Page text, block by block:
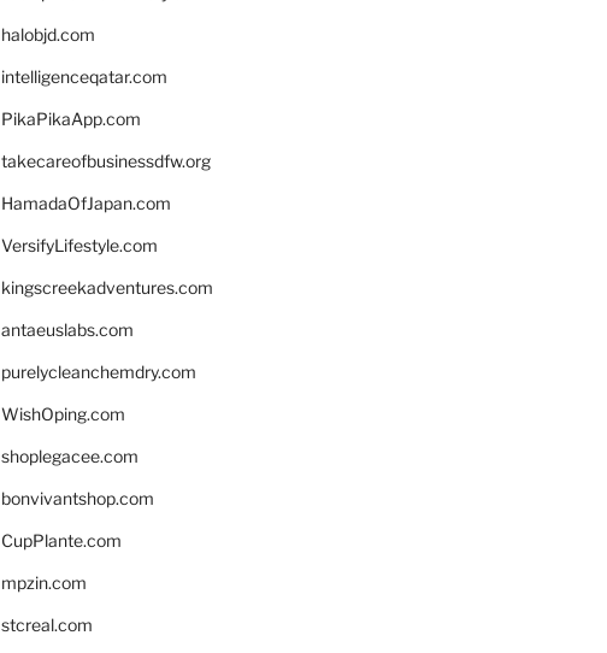
halobjd.com
intelligenceqatar.com
PikaPikaApp.com
takecareofbusinessdfw.org
HamadaOfJapan.com
VersifyLifestyle.com
kingscreekadventures.com
antaeuslabs.com
purelycleanchemdry.com
WishOping.com
shoplegacee.com
bonvivantshop.com
CupPlante.com
mpzin.com
stcreal.com